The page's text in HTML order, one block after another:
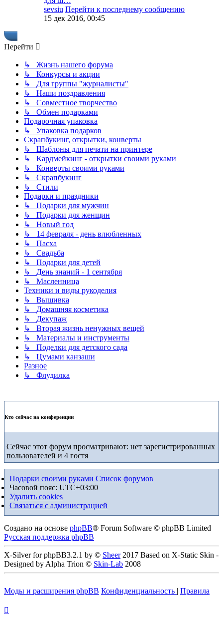
sevsiu Перейти к последнему сообщению
15 дек 2016, 00:45
Перейти
↳ Жизнь нашего форума
↳ Конкурсы и акции
↳ Для группы "журналисты"
↳ Наши поздравления
↳ Совместное творчество
↳ Обмен подарками
Подарочная упаковка
↳ Упаковка подарков
Скрапбукинг, открытки, конверты
↳ Шаблоны для печати на принтере
↳ Кардмейкинг - открытки своими руками
↳ Конверты своими руками
↳ Скрапбукинг
↳ Стили
Подарки и праздники
↳ Подарки для мужчин
↳ Подарки для женщин
↳ Новый год
↳ 14 февраля - день влюбленных
↳ Пасха
↳ Свадьба
↳ Подарки для детей
↳ День знаний - 1 сентября
↳ Масленница
Техники и виды рукоделия
↳ Вышивка
↳ Домашняя косметика
↳ Декупаж
↳ Вторая жизнь ненужных вещей
↳ Материалы и инструменты
↳ Поделки для детского сада
↳ Цумами канзаши
Разное
↳ Флудилка
Кто сейчас на конференции
Сейчас этот форум просматривают: нет зарегистрированных
пользователей и 4 гостя
Подарки своими руками Список форумов
Часовой пояс: UTC+03:00
Удалить cookies
Связаться с администрацией
Создано на основе phpBB® Forum Software © phpBB Limited
Русская поддержка phpBB
X-Silver for phpBB3.2.1 by © Sheer2017 Based on X-Static Skin -
Designed by Alpha Trion © Skin-Lab 2008
Моды и расширения phpBB Конфиденциальность | Правила